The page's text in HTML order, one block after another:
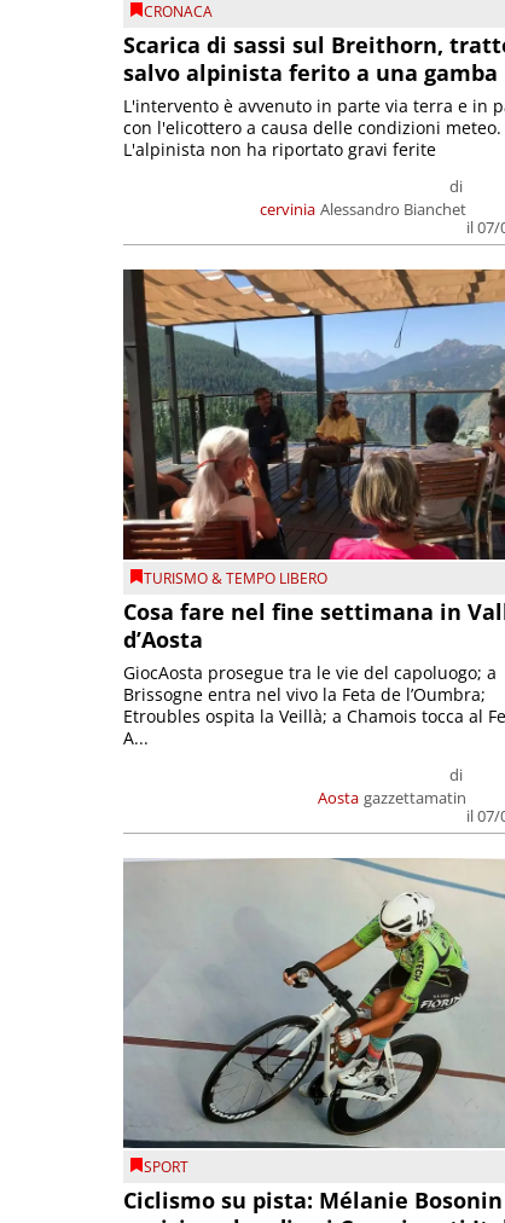
CRONACA
Scarica di sassi sul Breithorn,
salvo alpinista ferito a una gamba
cervinia
di
Alessandro Bianchet
il 07/
L'intervento è avvenuto in parte via terra e in
con l'elicottero a causa delle condizioni meteo.
L'alpinista non ha riportato gravi ferite
TURISMO & TEMPO LIBERO
Cosa fare nel fine settimana in
d’Aosta
Aosta
di
gazzettamatin
il 07/
GiocAosta prosegue tra le vie del capoluogo; a
Brissogne entra nel vivo la Feta de l’Oumbra;
Etroubles ospita la Veillà; a Chamois tocca al
A...
SPORT
Ciclismo su pista: Mélanie